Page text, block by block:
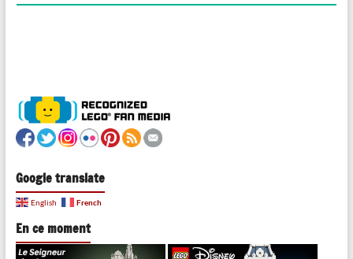
Google translate
English French
En ce moment